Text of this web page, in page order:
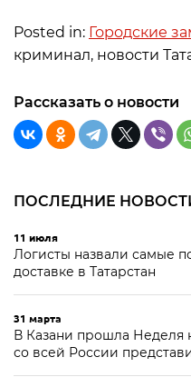
Posted in: Городские
криминал, новости
Рассказать о новости
ПОСЛЕДНИЕ
11 июля
Логисты назвали самые
доставке в Татарстан
31 марта
В Казани прошла Неделя
со всей России